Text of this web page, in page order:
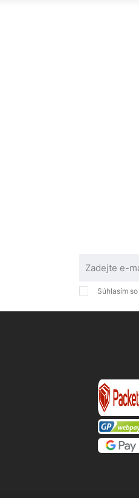
Súhlasím so